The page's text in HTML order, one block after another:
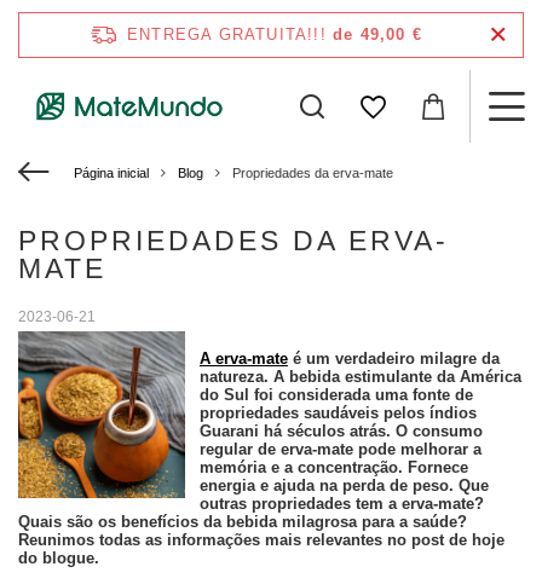
ENTREGA GRATUITA!!! de 49,00 €
Página inicial Blog Propriedades da erva-mate
PROPRIEDADES DA ERVA-
MATE
2023-06-21
A erva-mateé um verdadeiro milagre da
natureza. A bebida estimulante da América
do Sul foi considerada uma fonte de
propriedades saudáveis pelos índios
Guarani há séculos atrás. O consumo
regular de erva-mate pode melhorar a
memória e a concentração. Fornece
energia e ajuda na perda de peso. Que
outras propriedades tem a erva-mate?
Quais são os benefícios da bebida milagrosa para a saúde?
Reunimos todas as informações mais relevantes no post de hoje
do blogue.